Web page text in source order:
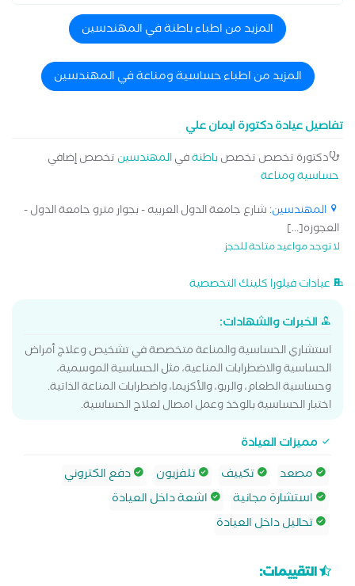
المزيد من اطباء باطنة في المهندسين
المزيد من اطباء حساسية ومناعة في المهندسين
تفاصيل عيادة دكتورة ايمان علي
دكتورة تخصص تخصصباطنةفيالمهندسين تخصص إضافي
حساسية ومناعة
المهندسين: شارع جامعة الدول العربيه - بجوار مترو جامعة الدول -
العجوزه[...]
لا توجد مواعيد متاحة للحجز
عيادات فيلورا كلينك التخصصية
الخبرات والشهادات:
استشاري الحساسية والمناعة متخصصة في تشخيص وعلاج أمراض
الحساسية والاضطرابات المناعية، مثل الحساسية الموسمية،
وحساسية الطعام، والربو، والأكزيما، واضطرابات المناعة الذاتية.
اختبار الحساسية بالوخذ وعمل امصال لعلاج الحساسية.
مميزات العيادة
مصعد
تكييف تلفزيون
دفع الكتروني
استشارة مجانية
اشعة داخل العيادة
تحاليل داخل العيادة
التقييمات: